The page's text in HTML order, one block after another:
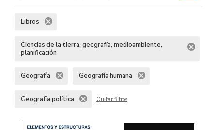
Libros
Ciencias de la tierra, geografía, medioambiente,
planificación
Geografía Geografía humana
Geografía política Quitar filtros